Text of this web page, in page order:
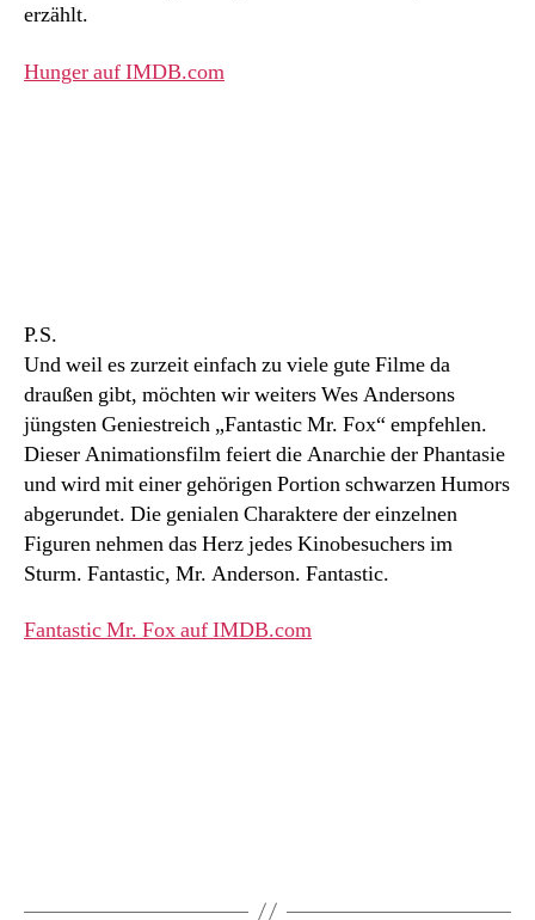
erzählt.
Hunger auf IMDB.com
P.S.
Und weil es zurzeit einfach zu viele gute Filme da
draußen gibt, möchten wir weiters Wes Andersons
jüngsten Geniestreich „Fantastic Mr. Fox“ empfehlen.
Dieser Animationsfilm feiert die Anarchie der Phantasie
und wird mit einer gehörigen Portion schwarzen Humors
abgerundet. Die genialen Charaktere der einzelnen
Figuren nehmen das Herz jedes Kinobesuchers im
Sturm. Fantastic, Mr. Anderson. Fantastic.
Fantastic Mr. Fox auf IMDB.com